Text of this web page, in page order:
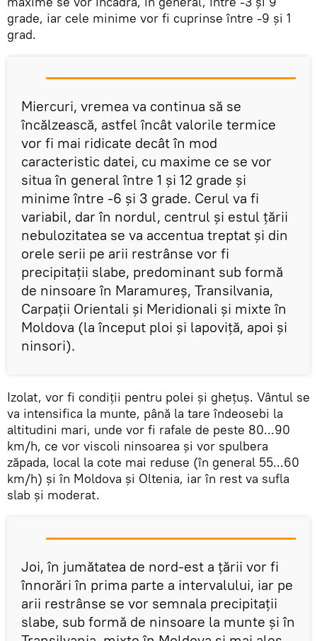
grade, iar cele minime vor fi cuprinse între -9 și 1
grad.
Miercuri, vremea va continua să se
încălzească, astfel încât valorile termice
vor fi mai ridicate decât în mod
caracteristic datei, cu maxime ce se vor
situa în general între 1 și 12 grade și
minime între -6 și 3 grade. Cerul va fi
variabil, dar în nordul, centrul și estul țării
nebulozitatea se va accentua treptat și din
orele serii pe arii restrânse vor fi
precipitații slabe, predominant sub formă
de ninsoare în Maramureș, Transilvania,
Carpații Orientali și Meridionali și mixte în
Moldova (la început ploi și lapoviță, apoi și
ninsori).
Izolat, vor fi condiții pentru polei și ghețuș. Vântul se
va intensifica la munte, până la tare îndeosebi la
altitudini mari, unde vor fi rafale de peste 80...90
km/h, ce vor viscoli ninsoarea și vor spulbera
zăpada, local la cote mai reduse (în general 55...60
km/h) și în Moldova și Oltenia, iar în rest va sufla
slab și moderat.
Joi, în jumătatea de nord-est a țării vor fi
înnorări în prima parte a intervalului, iar pe
arii restrânse se vor semnala precipitații
slabe, sub formă de ninsoare la munte și în